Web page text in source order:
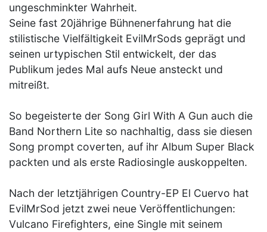
ungeschminkter Wahrheit.
Seine fast 20jährige Bühnenerfahrung hat die
stilistische Vielfältigkeit EvilMrSods geprägt und
seinen urtypischen Stil entwickelt, der das
Publikum jedes Mal aufs Neue ansteckt und
mitreißt.
So begeisterte der Song Girl With A Gun auch die
Band Northern Lite so nachhaltig, dass sie diesen
Song prompt coverten, auf ihr Album Super Black
packten und als erste Radiosingle auskoppelten.
Nach der letztjährigen Country-EP El Cuervo hat
EvilMrSod jetzt zwei neue Veröffentlichungen:
Vulcano Firefighters, eine Single mit seinem